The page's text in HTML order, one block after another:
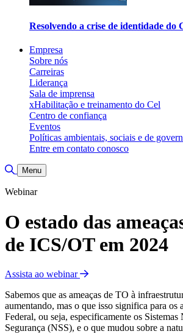
Resolvendo a crise de identidade do
Empresa
Sobre nós
Carreiras
Liderança
Sala de imprensa
xHabilitação e treinamento do Cel
Centro de confiança
Eventos
Políticas ambientais, sociais e de
Entre em contato conosco
Alternar pesquisa
Menu
Webinar
O estado das
de ICS/OT em 2024
Assista ao webinar
Sabemos que as ameaças de TO à
aumentando, mas o que isso significa para os
Federal, ou seja, especificamente os Sistemas
Segurança (NSS), e o que mudou sobre a